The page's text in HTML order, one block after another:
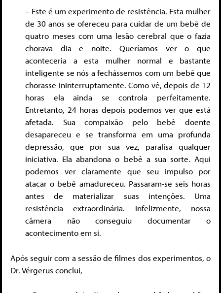
– Este é um experimento de resistência. Esta mulher
de 30 anos se ofereceu para cuidar de um bebê de
quatro meses com uma lesão cerebral que o fazia
chorava dia e noite. Queríamos ver o que
aconteceria a esta mulher normal e bastante
inteligente se nós a fechássemos com um bebê que
chorasse ininterruptamente. Como vê, depois de 12
horas ela ainda se controla perfeitamente.
Entretanto, 24 horas depois podemos ver que está
afetada. Sua compaixão pelo bebê doente
desapareceu e se transforma em uma profunda
depressão, que por sua vez, paralisa qualquer
iniciativa. Ela abandona o bebê a sua sorte. Aqui
podemos ver claramente que seu impulso por
atacar o bebê amadureceu. Passaram-se seis horas
antes de materializar suas intenções. Uma
resistência extraordinária. Infelizmente, nossa
câmera não conseguiu documentar o
acontecimento em si.
Após seguir com a sessão de filmes dos experimentos, o
Dr. Vérgerus conclui,